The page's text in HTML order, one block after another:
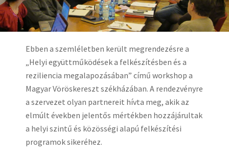
Ebben a szemléletben került megrendezésre a
„Helyi együttműködések a felkészítésben és a
reziliencia megalapozásában” című workshop a
Magyar Vöröskereszt székházában. A rendezvényre
a szervezet olyan partnereit hívta meg, akik az
elmúlt években jelentős mértékben hozzájárultak
a helyi szintű és közösségi alapú felkészítési
programok sikeréhez.